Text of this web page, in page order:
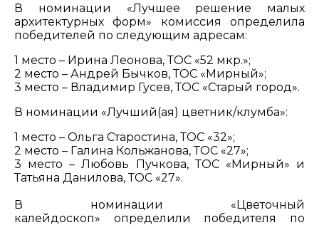
В номинации «Лучшее решение малых
архитектурных форм» комиссия определила
победителей по следующим адресам:
1 место – Ирина Леонова, ТОС «52 мкр.»;
2 место – Андрей Бычков, ТОС «Мирный»;
3 место – Владимир Гусев, ТОС «Старый город».
В номинации «Лучший(ая) цветник/клумба»:
1 место – Ольга Старостина, ТОС «32»;
2 место – Галина Кольжанова, ТОС «27»;
3 место – Любовь Пучкова, ТОС «Мирный» и
Татьяна Данилова, ТОС «27».
В номинации «Цветочный
калейдоскоп» определили победителя по